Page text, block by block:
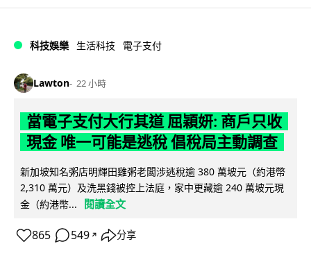
科技娛樂 生活科技 電子支付
Lawton 22 小時
當電子支付大行其道 屈穎妍: 商戶只收
現金 唯一可能是逃稅 倡稅局主動調查
新加坡知名粥店明輝田雞粥老闆涉逃稅逾 380 萬坡元（約港幣
2,310 萬元）及洗黑錢被控上法庭，家中更藏逾 240 萬坡元現
金（約港幣...
閱讀全文
865 549 ↗ 分享